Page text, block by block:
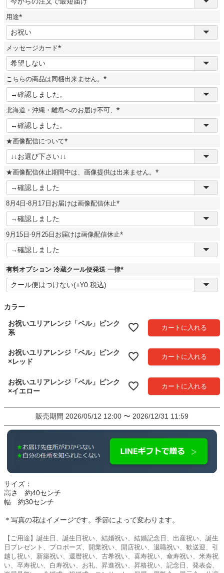
必
須
用途
(
必
須
)
メッセージカード
(
須
)
こちらの商品は同梱出来ません。
(
須
)
北海道・沖縄・離島へのお届け不可、
(
須
★画像配信について
(
必
須
)
★画像配信休止期間中は、画像提供は出来ません。
(
須
8月4日-8月17日お届けは画像配信休止
(
須
)
9月15日-9月25日お届けは画像配信休止
(
須
)
有料オプション 冷蔵クール便発送 一律
(
須
カラー
お祝いユリアレンジ「ベル」ピンク
系
カートに入れる
お祝いユリアレンジ「ベル」ピンク
×レッド
カートに入れる
お祝いユリアレンジ「ベル」ピンク
×イエロー
カートに入れる
販売期間 2026/05/12 12:00 〜 2026/12/31 11:59
サイズ：
高さ 約40センチ
幅 約30センチ
＊写真の花はイメージです。季節によって変わります。
【ご用途】誕生日、誕生日祝い、結婚祝い、結婚記念日、出産祝い、誕生
日プレゼント、プロポーズ、開業祝い、開店祝い、退職祝い、歓送迎、引
越し祝い、新築祝い、還暦祝い、古希祝い、喜寿祝い、傘寿祝い、米寿祝
い、卒寿祝い、白寿祝い、お礼、昇進祝い、昇格祝い、記念日、発表会、